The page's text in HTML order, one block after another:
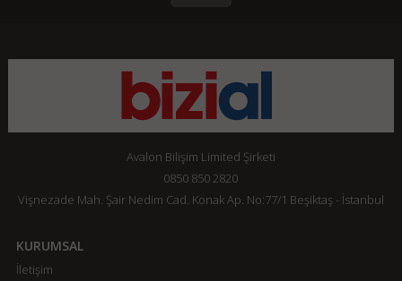
Avalon Bilişim Limited Şirketi
0850 850 2820
Vişnezade Mah. Şair Nedim Cad. Konak Ap. No:77/1 Beşiktaş - İstanbul
KURUMSAL
İletişim